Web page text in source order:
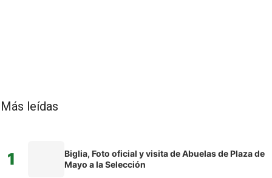
Más leídas
1
Biglia, Foto oficial y visita de Abuelas de Plaza de
Mayo a la Selección